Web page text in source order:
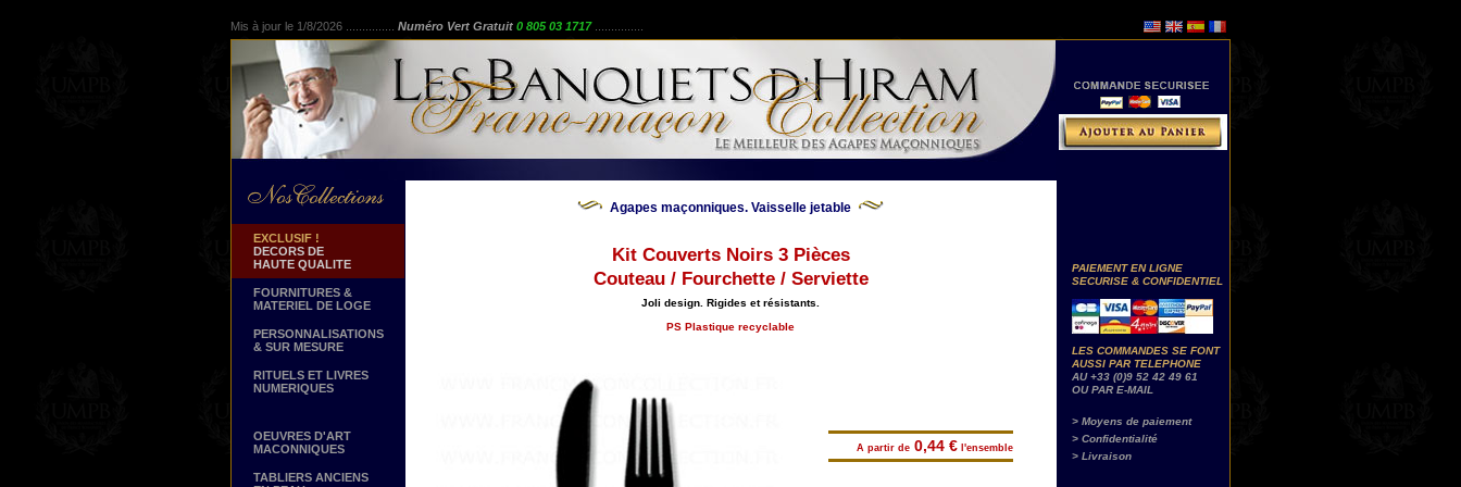
Mis à jour le 1/8/2026 ............... Numéro Vert Gratuit 0 805 03 1717
EXCLUSIF !
DECORS DE
HAUTE QUALITE
FOURNITURES &
MATERIEL DE LOGE
PERSONNALISATIONS
& SUR MESURE
RITUELS ET LIVRES
NUMERIQUES
OEUVRES D'ART
MACONNIQUES
TABLIERS ANCIENS
Agapes maçonniques. Vaisselle jetable
Kit Couverts Noirs 3 Pièces
Couteau / Fourchette / Serviette
Joli design. Rigides et résistants.
PS Plastique recyclable
A partir de 0,44 € l'ensemble
PAIEMENT EN LIGNE
SECURISE & CONFIDENTIEL
LES COMMANDES SE FONT
AUSSI PAR TELEPHONE
AU +33 (0)9 52 42 49 61
OU PAR E-MAIL
> Moyens de paiement
> Confidentialité
> Livraison